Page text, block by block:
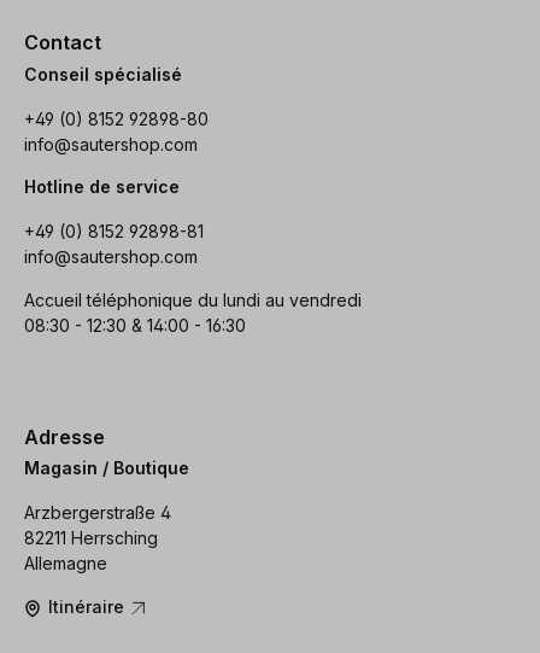
Contact
Conseil spécialisé
+49 (0) 8152 92898-80
info@sautershop.com
Hotline de service
+49 (0) 8152 92898-81
info@sautershop.com
Accueil téléphonique du lundi au vendredi
08:30 - 12:30 & 14:00 - 16:30
Adresse
Magasin / Boutique
Arzbergerstraße 4
82211 Herrsching
Allemagne
Itinéraire